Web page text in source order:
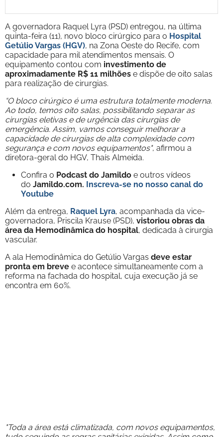
A governadora Raquel Lyra (PSD) entregou, na última
quinta-feira (11), novo bloco cirúrgico para o Hospital
Getúlio Vargas (HGV), na Zona Oeste do Recife, com
capacidade para mil atendimentos mensais. O
equipamento contou com investimento de
aproximadamente R$ 11 milhões e dispõe de oito salas
para realização de cirurgias.
“O bloco cirúrgico é uma estrutura totalmente moderna.
Ao todo, temos oito salas, possibilitando separar as
cirurgias eletivas e de urgência das cirurgias de
emergência. Assim, vamos conseguir melhorar a
capacidade de cirurgias de alta complexidade com
segurança e com novos equipamentos", afirmou a
diretora-geral do HGV, Thaís Almeida.
Confira o Podcast do Jamildo e outros vídeos
do Jamildo.com. Inscreva-se no nosso canal do
Youtube
Além da entrega, Raquel Lyra, acompanhada da vice-
governadora, Priscila Krause (PSD), vistoriou obras da
área da Hemodinâmica do hospital, dedicada à cirurgia
vascular.
A ala Hemodinâmica do Getúlio Vargas deve estar
pronta em breve e acontece simultaneamente com a
reforma na fachada do hospital, cuja execução já se
encontra em 60%.
"Toda a área está climatizada, com novos equipamentos,